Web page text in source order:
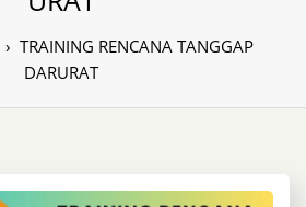
Daftar Training
Indonesia
› TRAINING RENCANA TANGGAP
DARURAT